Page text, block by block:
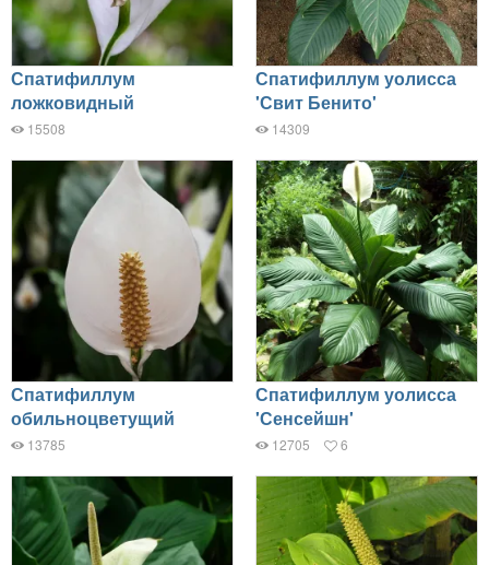
Спатифиллум
ложковидный
15508
Спатифиллум уолисса
'Свит Бенито'
14309
Спатифиллум
обильноцветущий
13785
Спатифиллум уолисса
'Сенсейшн'
12705 6